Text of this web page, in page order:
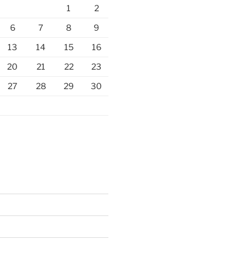
1
2
6 7 8
9
13 14 15
16
20 21 22
23
27 28 29
30